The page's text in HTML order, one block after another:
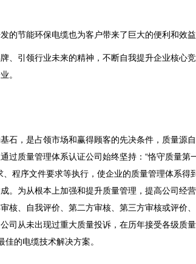
节能环保电缆也为客户带来了巨大的便利和效益
、引领行业未来的精神，不断自我提升企业核心竞
。
石，是占领市场和赢得顾客的先决条件，质量源
过质量管理体系认证公司始终坚持：“恪守质量第
程序文件要求等执行，使企业的质量管理体系得
。为从根本上加强和提升质量管理，提高公司经营
核、自我评价、第二方审核、第三方审核或评价
司从未出现过重大质量投诉，在历年接受各级质
的电缆技术解决方案。